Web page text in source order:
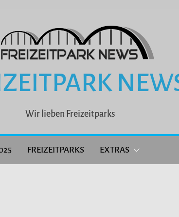
Wir lieben Freizeitparks
FREIZEITPARKS EXTRAS